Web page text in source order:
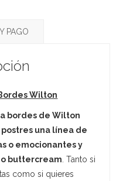
PAGO
Wilton
bordes de Wilton
una línea de
o emocionantes y
buttercream . Tanto si
como si quieres